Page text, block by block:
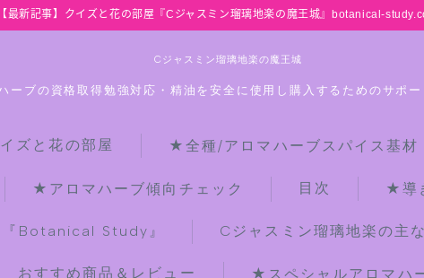
【最新記事】クイズと花の部屋『Cジャスミン瑠璃地楽の魔王城』botanical-
Cジャスミン瑠璃地楽の魔王城
ーブの資格取得勉強対応・精油を安全に使用し購入するためのサポ
ズと花の部屋 ★全種/アロマハーブスパイス基
★アロマハーブ傾向チェック 目次 ★導
『Botanical Study』 Cジャスミン瑠璃地楽の主
おすすめ商品＆レビュー ★スペシャルアロマハ
【最新】クイズと花の部屋